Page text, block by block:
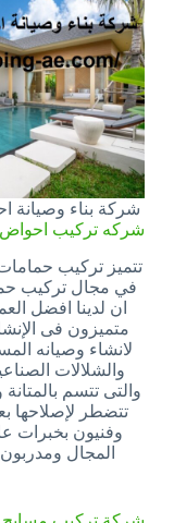
شركة بناء وصيانة
شركه تركيب احواض
تتميز تركيب
في مجال تركيب
ان لدينا افضل
متميزون فى
لانشاء وصيانه
والشلالات
والتى تتسم
تتضطر لإصلاحها
المجال